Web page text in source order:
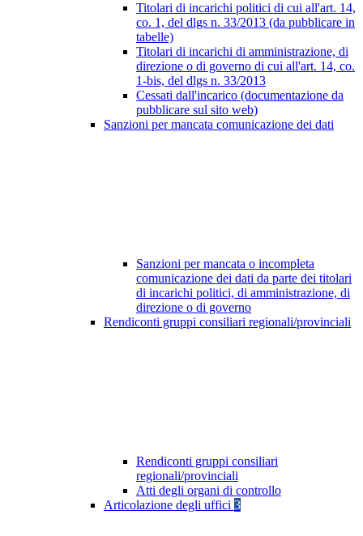
Titolari di incarichi politici di cui all'art. 14,
co. 1, del dlgs n. 33/2013 (da pubblicare in
tabelle)
Titolari di incarichi di amministrazione, di
direzione o di governo di cui all'art. 14, co.
1-bis, del dlgs n. 33/2013
Cessati dall'incarico (documentazione da
pubblicare sul sito web)
Sanzioni per mancata comunicazione dei dati
Sanzioni per mancata o incompleta
comunicazione dei dati da parte dei titolari
di incarichi politici, di amministrazione, di
direzione o di governo
Rendiconti gruppi consiliari regionali/provinciali
Rendiconti gruppi consiliari
regionali/provinciali
Atti degli organi di controllo
Articolazione degli uffici 3